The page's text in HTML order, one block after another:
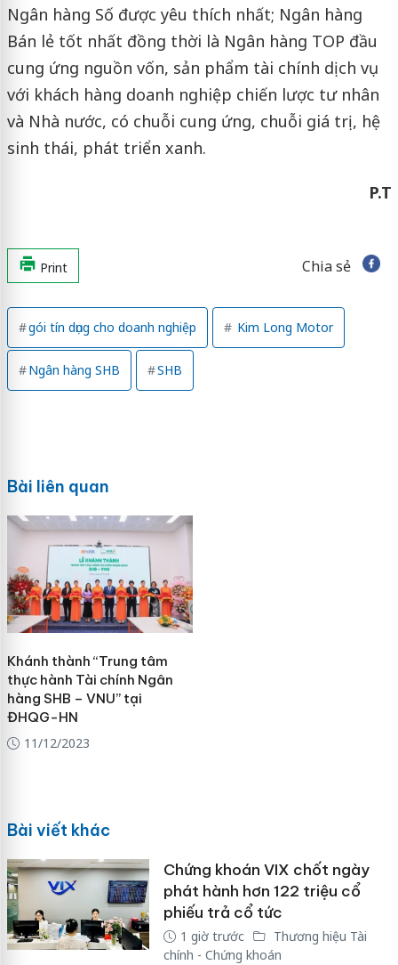
Ngân hàng Số được yêu thích nhất; Ngân hàng
Bán lẻ tốt nhất đồng thời là Ngân hàng TOP đầu
cung ứng nguồn vốn, sản phẩm tài chính dịch vụ
với khách hàng doanh nghiệp chiến lược tư nhân
và Nhà nước, có chuỗi cung ứng, chuỗi giá trị, hệ
sinh thái, phát triển xanh.
P.T
Print Chia sẻ
gói tín dụng cho doanh nghiệp Kim Long Motor
Ngân hàng SHB SHB
Bài liên quan
Khánh thành “Trung tâm
thực hành Tài chính Ngân
hàng SHB – VNU” tại
ĐHQG-HN
11/12/2023
Bài viết khác
Chứng khoán VIX chốt ngày
phát hành hơn 122 triệu cổ
phiếu trả cổ tức
1 giờ trước
Thương hiệu Tài
chính - Chứng khoán